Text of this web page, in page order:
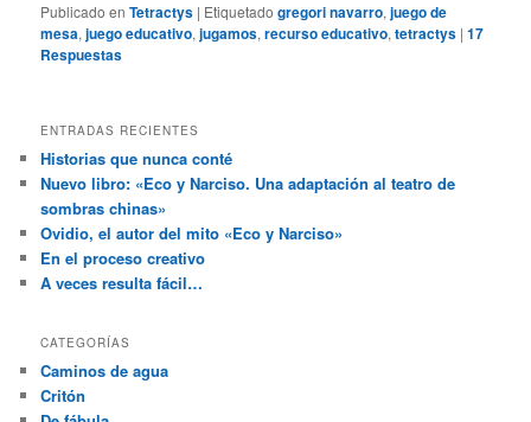
Publicado en Tetractys | Etiquetado gregori navarro,juego de
mesa,juego educativo,jugamos,recurso educativo,tetractys |17
Respuestas
ENTRADAS RECIENTES
Historias que nunca conté
Nuevo libro: «Eco y Narciso. Una adaptación al teatro de
sombras chinas»
Ovidio, el autor del mito «Eco y Narciso»
En el proceso creativo
A veces resulta fácil…
CATEGORÍAS
Caminos de agua
Critón